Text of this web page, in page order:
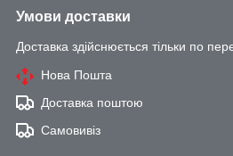
Умови доставки
Доставка здійснюється тільки по
Нова Пошта
Доставка поштою
Самовивіз